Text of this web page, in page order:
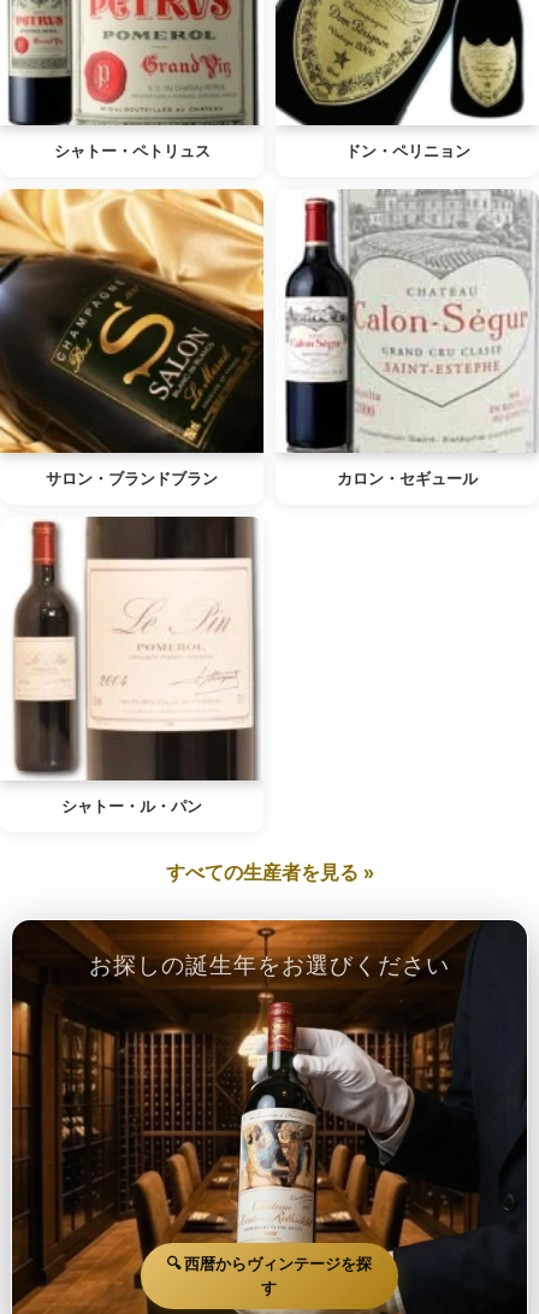
シャトー・ペトリュス ドン・ペリニョン
サロン・ブランドブラン カロン・セギュール
シャトー・ル・パン
すべての生産者を見る »
お探しの誕生年をお選びください
🔍 西暦からヴィンテージを探
す